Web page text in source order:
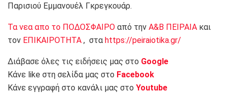
Παρισιού Εμμανουέλ Γκρεγκουάρ.
Τα νεα απο το ΠΟΔΟΣΦΑΙΡΟ από την Α&Β ΠΕΙΡΑΙΑ και
τον ΕΠΙΚΑΙΡΟΤΗΤΑ , στα https://peiraiotika.gr/
Διάβασε όλες τις ειδήσεις μας στο Google
Κάνε like στη σελίδα μας στο Facebook
Κάνε εγγραφή στο κανάλι μας στο Youtube